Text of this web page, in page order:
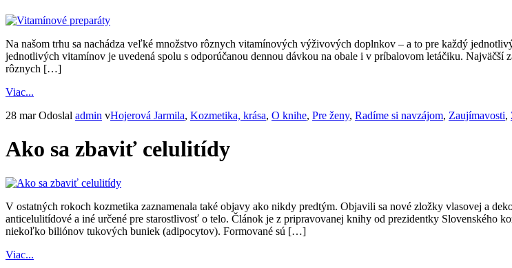
Na našom trhu sa nachádza veľké množstvo rôznych vitamínových výživových doplnkov – a to pre každý
jednotlivých vitamínov je uvedená spolu s odporúčanou dennou dávkou na obale i v príbalovom letáčiku.
rôznych […]
Viac...
28 mar Odoslal admin vHojerová Jarmila, Kozmetika, krása, O knihe, Pre ženy, Radíme si navzájom, Zaujímavosti,
Ako sa zbaviť celulitídy
V ostatných rokoch kozmetika zaznamenala také objavy ako nikdy predtým. Objavili sa nové zložky vlasovej a
anticelulitídové a iné určené pre starostlivosť o telo. Článok je z pripravovanej knihy od prezidentky
niekoľko biliónov tukových buniek (adipocytov). Formované sú […]
Viac...